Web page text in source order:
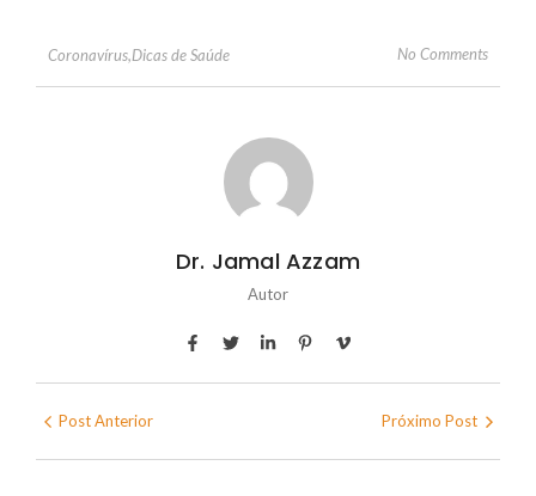
Coronavírus,Dicas de Saúde No Comments
Dr. Jamal Azzam
Autor
Post Anterior Próximo Post